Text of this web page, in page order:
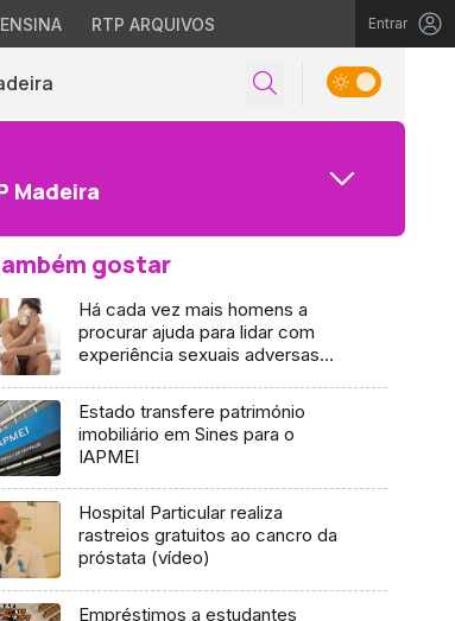
RTP ARQUIVOS Entrar
Madeira
gostar
Há cada vez mais homens a
procurar ajuda para lidar com
experiência sexuais adversas
Estado transfere património
imobiliário em Sines para o
IAPMEI
Hospital Particular realiza
rastreios gratuitos ao cancro da
próstata (vídeo)
Empréstimos a estudantes